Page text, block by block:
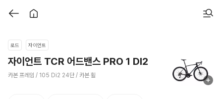
로드 자이언트
자이언트 TCR 어드밴스 PRO 1 DI2
카본 프레임 / 105 Di2 24단 / 카본 휠